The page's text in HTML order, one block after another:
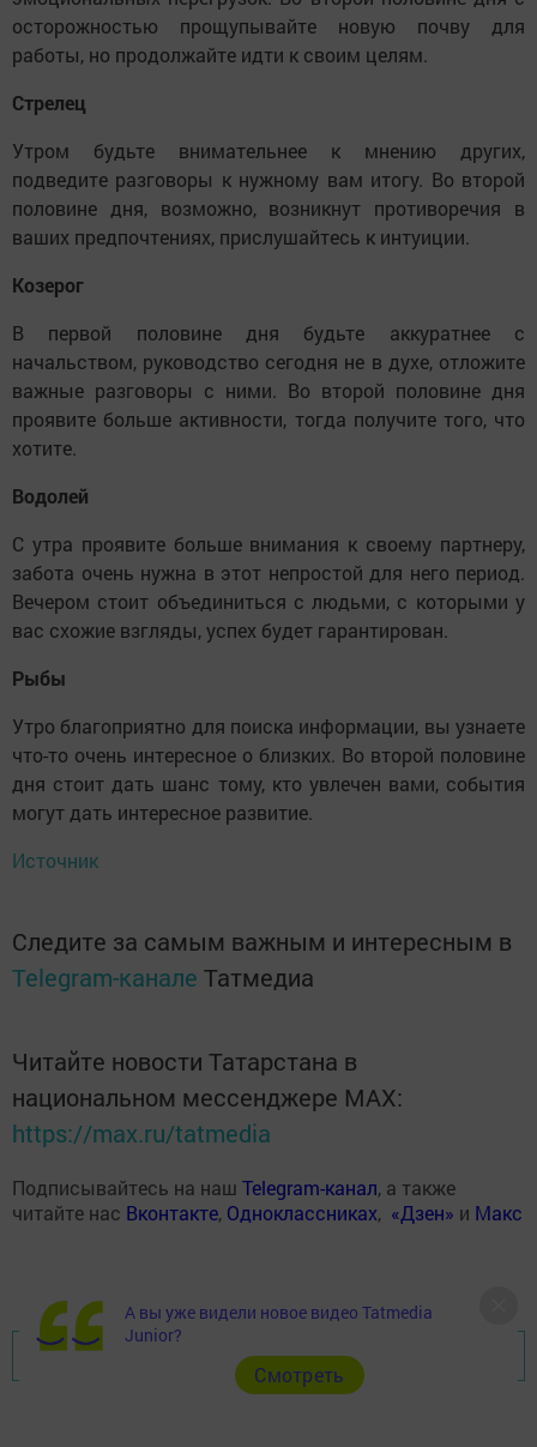
осторожностью прощупывайте новую почву для
работы, но продолжайте идти к своим целям.
Стрелец
Утром будьте внимательнее к мнению других,
подведите разговоры к нужному вам итогу. Во второй
половине дня, возможно, возникнут противоречия в
ваших предпочтениях, прислушайтесь к интуиции.
Козерог
В первой половине дня будьте аккуратнее с
начальством, руководство сегодня не в духе, отложите
важные разговоры с ними. Во второй половине дня
проявите больше активности, тогда получите того, что
хотите.
Водолей
С утра проявите больше внимания к своему партнеру,
забота очень нужна в этот непростой для него период.
Вечером стоит объединиться с людьми, с которыми у
вас схожие взгляды, успех будет гарантирован.
Рыбы
Утро благоприятно для поиска информации, вы узнаете
что-то очень интересное о близких. Во второй половине
дня стоит дать шанс тому, кто увлечен вами, события
могут дать интересное развитие.
Источник
Следите за самым важным и интересным в
Telegram-канале Татмедиа
Читайте новости Татарстана в
национальном мессенджере MАХ:
https://max.ru/tatmedia
Подписывайтесь на наш Telegram-канал, а также
читайте нас Вконтакте, Одноклассниках, «Дзен» и Макс
Перейти на страницу новости
А вы уже видели новое видео Tatmedia
Junior?
Cмотреть